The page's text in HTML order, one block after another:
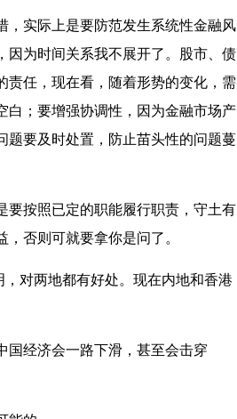
实际上是要防范发生系统性金融风
因为时间关系我不展开了。股市、债
责任，现在看，随着形势的变化，需
白；要增强协调性，因为金融市场产
题要及时处置，防止苗头性的问题蔓
按照已定的职能履行职责，守土有
否则可就要拿你是问了。
对两地都有好处。现在内地和香港
经济会一路下滑，甚至会击穿